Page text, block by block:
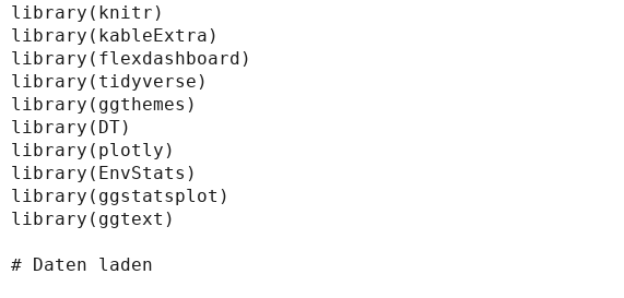
library(knitr)
library(kableExtra)
library(flexdashboard)
library(tidyverse)
library(ggthemes)
library(DT)
library(plotly)
library(EnvStats)
library(ggstatsplot)
library(ggtext)
# Daten laden